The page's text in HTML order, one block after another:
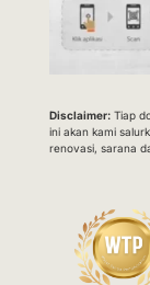
Disclaimer:Tiap
ini akan kami
renovasi, sarana